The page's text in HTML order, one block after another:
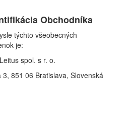
Obchodníka
týchto všeobecných
je:
Leitus spol. s r. o.
3, 851 06 Bratislava, Slovenská